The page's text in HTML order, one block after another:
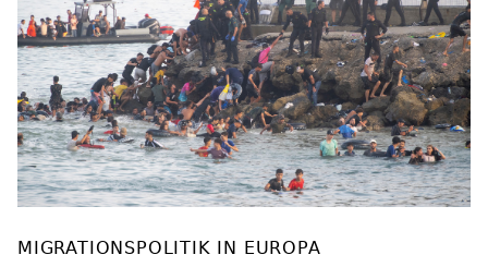
MIGRATIONSPOLITIK IN EUROPA